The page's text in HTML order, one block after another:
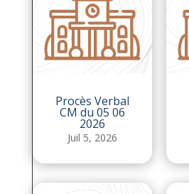
Procès Verbal
CM du 05 06
2026
Juil 5, 2026